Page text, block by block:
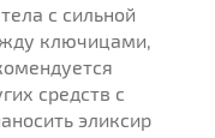
с сильной
ключицами,
средств с
эликсир